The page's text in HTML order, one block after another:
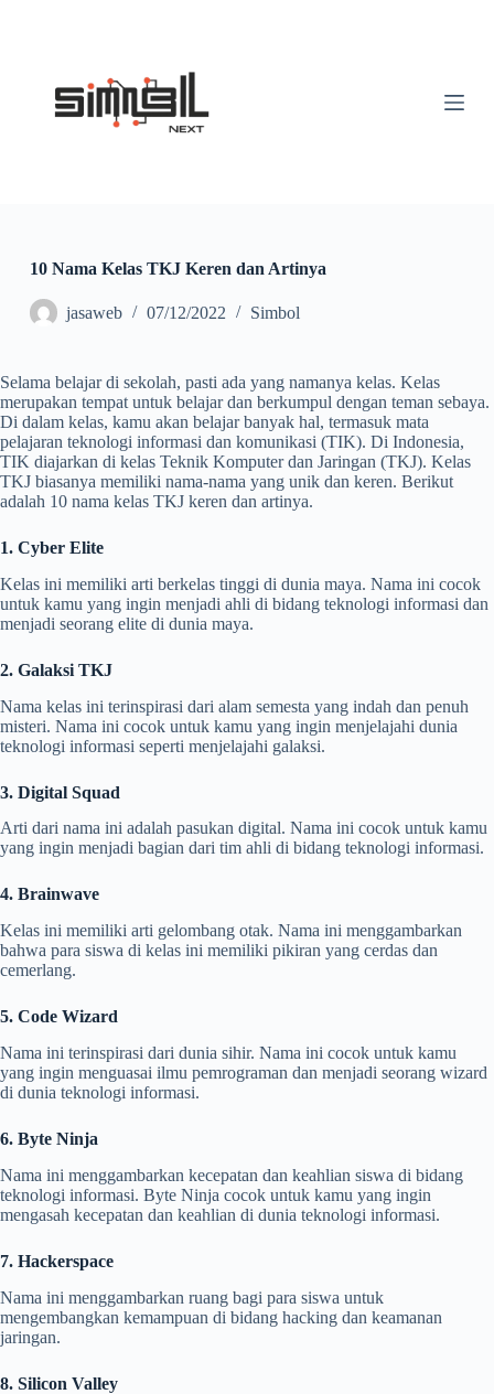
10 Nama Kelas TKJ Keren dan Artinya
jasaweb 07/12/2022 Simbol
Selama belajar di sekolah, pasti ada yang namanya kelas. Kelas
merupakan tempat untuk belajar dan berkumpul dengan teman sebaya.
Di dalam kelas, kamu akan belajar banyak hal, termasuk mata
pelajaran teknologi informasi dan komunikasi (TIK). Di Indonesia,
TIK diajarkan di kelas Teknik Komputer dan Jaringan (TKJ). Kelas
TKJ biasanya memiliki nama-nama yang unik dan keren. Berikut
adalah 10 nama kelas TKJ keren dan artinya.
1. Cyber Elite
Kelas ini memiliki arti berkelas tinggi di dunia maya. Nama ini cocok
untuk kamu yang ingin menjadi ahli di bidang teknologi informasi dan
menjadi seorang elite di dunia maya.
2. Galaksi TKJ
Nama kelas ini terinspirasi dari alam semesta yang indah dan penuh
misteri. Nama ini cocok untuk kamu yang ingin menjelajahi dunia
teknologi informasi seperti menjelajahi galaksi.
3. Digital Squad
Arti dari nama ini adalah pasukan digital. Nama ini cocok untuk kamu
yang ingin menjadi bagian dari tim ahli di bidang teknologi informasi.
4. Brainwave
Kelas ini memiliki arti gelombang otak. Nama ini menggambarkan
bahwa para siswa di kelas ini memiliki pikiran yang cerdas dan
cemerlang.
5. Code Wizard
Nama ini terinspirasi dari dunia sihir. Nama ini cocok untuk kamu
yang ingin menguasai ilmu pemrograman dan menjadi seorang wizard
di dunia teknologi informasi.
6. Byte Ninja
Nama ini menggambarkan kecepatan dan keahlian siswa di bidang
teknologi informasi. Byte Ninja cocok untuk kamu yang ingin
mengasah kecepatan dan keahlian di dunia teknologi informasi.
7. Hackerspace
Nama ini menggambarkan ruang bagi para siswa untuk
mengembangkan kemampuan di bidang hacking dan keamanan
jaringan.
8. Silicon Valley